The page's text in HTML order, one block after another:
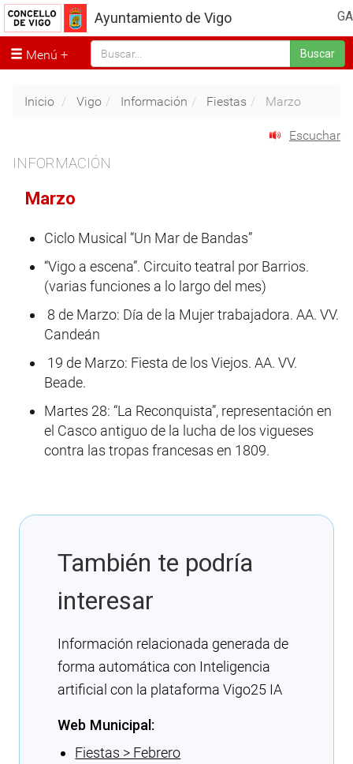
GA
Ayuntamiento de Vigo
Menú Buscar
Inicio Vigo Información Fiestas Marzo
Escuchar
INFORMACIÓN
Marzo
Ciclo Musical “Un Mar de Bandas”
“Vigo a escena”. Circuito teatral por Barrios.
(varias funciones a lo largo del mes)
8 de Marzo: Día de la Mujer trabajadora. AA. VV.
Candeán
19 de Marzo: Fiesta de los Viejos. AA. VV.
Beade.
Martes 28: “La Reconquista”, representación en
el Casco antiguo de la lucha de los vigueses
contra las tropas francesas en 1809.
También te podría
interesar
Información relacionada generada de
forma automática con Inteligencia
artificial con la plataforma Vigo25 IA
Web Municipal:
Fiestas > Febrero